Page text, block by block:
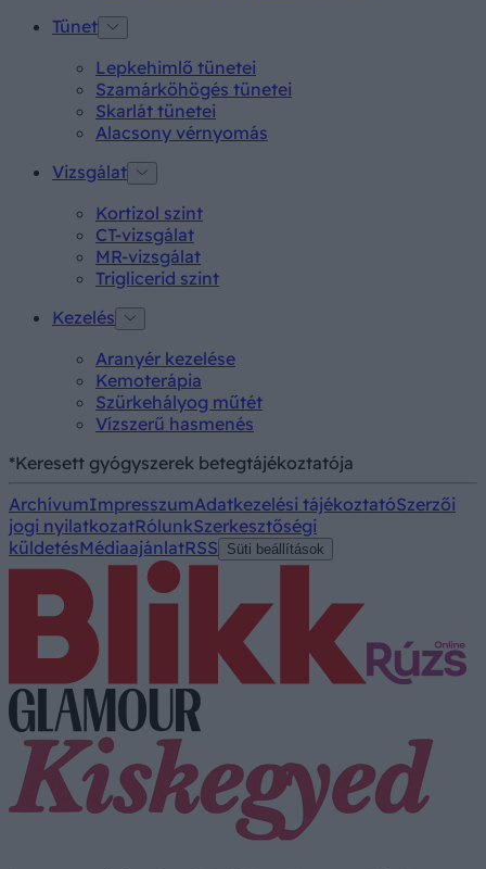
Tünet
Lepkehimlő tünetei
Szamárköhögés tünetei
Skarlát tünetei
Alacsony vérnyomás
Vizsgálat
Kortizol szint
CT-vizsgálat
MR-vizsgálat
Triglicerid szint
Kezelés
Aranyér kezelése
Kemoterápia
Szürkehályog műtét
Vízszerű hasmenés
*Keresett gyógyszerek betegtájékoztatója
ArchívumImpresszumAdatkezelési tájékoztatóSzerzői
jogi nyilatkozatRólunkSzerkesztőségi
küldetésMédiaajánlatRSS Süti beállítások